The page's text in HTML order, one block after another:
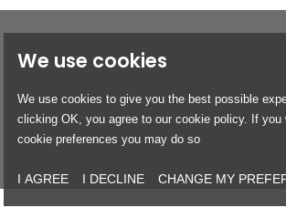
We use cookies
We use cookies to give you the best possible
clicking OK, you agree to our cookie policy. If you
cookie preferences you may do so
I AGREE I DECLINE CHANGE MY